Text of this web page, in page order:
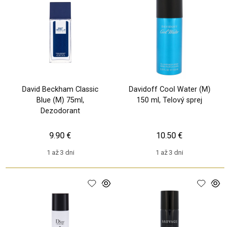
David Beckham Classic
Blue (M) 75ml,
Dezodorant
1 až 3 dni
9.90 €
Davidoff Cool Water (M)
150 ml, Telový sprej
1 až 3 dni
10.50 €